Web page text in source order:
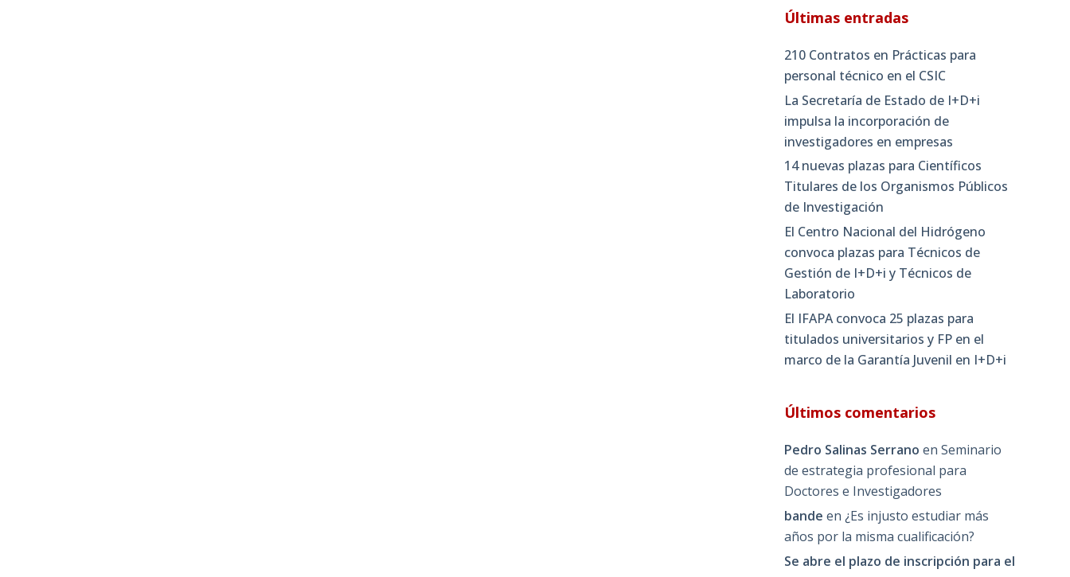
Últimas entradas
210 Contratos en Prácticas para
personal técnico en el CSIC
La Secretaría de Estado de I+D+i
impulsa la incorporación de
investigadores en empresas
14 nuevas plazas para Científicos
Titulares de los Organismos Públicos
de Investigación
El Centro Nacional del Hidrógeno
convoca plazas para Técnicos de
Gestión de I+D+i y Técnicos de
Laboratorio
El IFAPA convoca 25 plazas para
titulados universitarios y FP en el
marco de la Garantía Juvenil en I+D+i
Últimos comentarios
Pedro Salinas Serrano enSeminario
de estrategia profesional para
Doctores e Investigadores
bande en¿Es injusto estudiar más
años por la misma cualificación?
Se abre el plazo de inscripción para el